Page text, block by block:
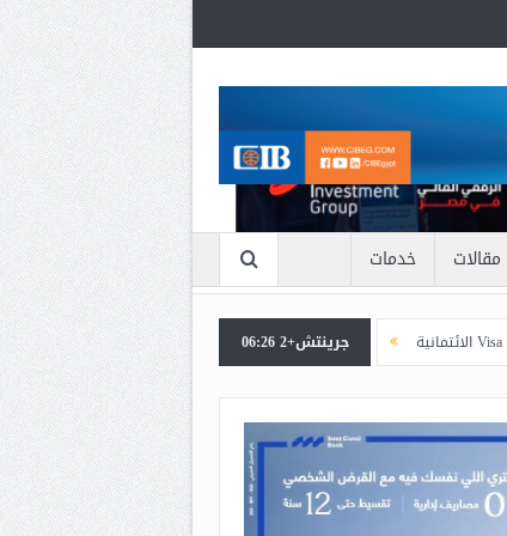
مقالات خدمات
البنك الزراعي المصري يكرّم عدداً من موظفيه المتميزين لتحقيق ارقام
جرينتش+2 06:26